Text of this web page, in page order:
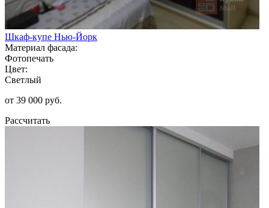
Шкаф-купе Нью-Йорк
Материал фасада:
Фотопечать
Цвет:
Светлый
от 39 000 руб.
Рассчитать